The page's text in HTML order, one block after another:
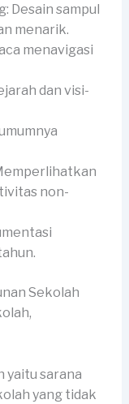
Desain sampul
menarik.
menavigasi
dan visi-
non-
Sekolah
yaitu sarana
yang tidak